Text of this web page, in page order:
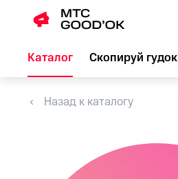
Каталог Скопируй гудок
Назад к каталогу